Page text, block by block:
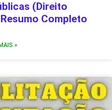
(Direito
Completo
»